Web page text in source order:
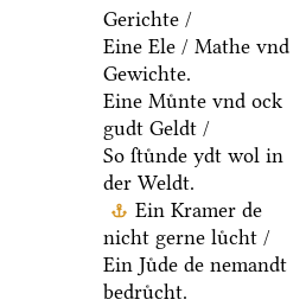
Gerichte /
Eine Ele / Mathe vnd
Gewichte.
Eine Muͤnte vnd ock
gudt Geldt /
So ſtuͤnde ydt wol in
der Weldt.
Ein Kramer de
nicht gerne luͤcht /
Ein Juͤde de nemandt
bedruͤcht.